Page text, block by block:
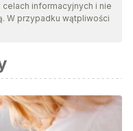
informacyjnych i nie
W przypadku wątpliwości